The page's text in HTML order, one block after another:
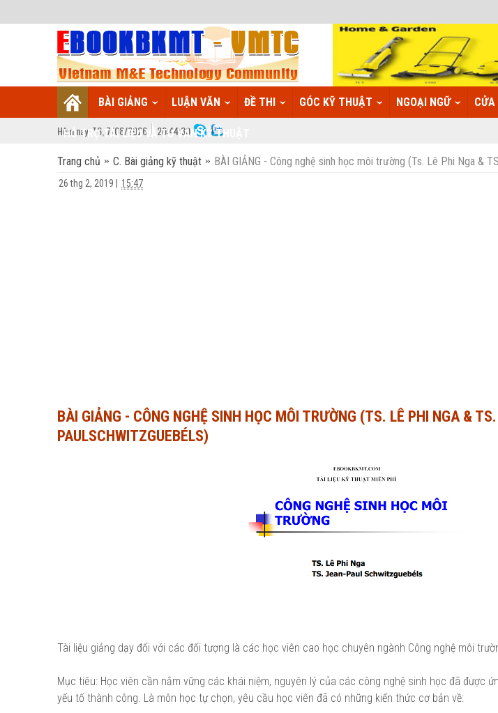
BÀI GIẢNG LUẬN VĂN ĐỀ THI GÓC KỸ THUẬT NGOẠI NGỮ CỬA
HỖ TRỢ TÀI LIỆU VÀ TƯ VẤN KỸ THUẬT
Hôm nay: T6, 7/08/2026 20:44:31
Trang chủ C. Bài giảng kỹ thuật BÀI GIẢNG - Công nghệ sinh học môi trường (Ts. Lê Phi Nga &
26 thg 2, 2019 15:47
BÀI GIẢNG - CÔNG NGHỆ SINH HỌC MÔI TRƯỜNG (TS. LÊ PHI NGA &
PAULSCHWITZGUEBÉLS)
Tài liệu giảng dạy đối với các đối tượng là các học viên cao học chuyên ngành Công nghệ môi
Mục tiêu: Học viên cần nắm vững các khái niệm, nguyên lý của các công nghệ sinh học đã được
yếu tố thành công. Là môn học tự chọn, yêu cầu học viên đã có những kiến thức cơ bản về: